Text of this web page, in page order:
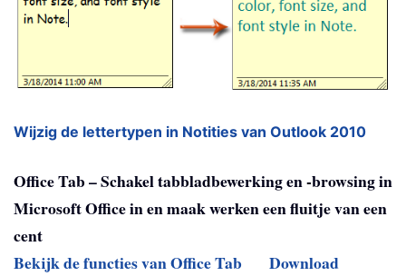
Wijzig de lettertypen in Notities van Outlook 2010
Office Tab – Schakel tabbladbewerking en -browsing in
Microsoft Office in en maak werken een fluitje van een
cent
Bekijk de functies van Office Tab
Download